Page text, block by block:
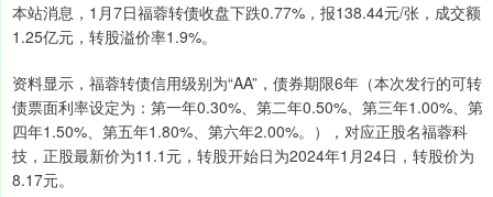
本站消息，1月7日福蓉转债收盘下跌0.77%，报138.44元/张，成交额
1.25亿元，转股溢价率1.9%。
资料显示，福蓉转债信用级别为“AA”，债券期限6年（本次发行的可转
债票面利率设定为：第一年0.30%、第二年0.50%、第三年1.00%、第
四年1.50%、第五年1.80%、第六年2.00%。），对应正股名福蓉科
技，正股最新价为11.1元，转股开始日为2024年1月24日，转股价为
8.17元。